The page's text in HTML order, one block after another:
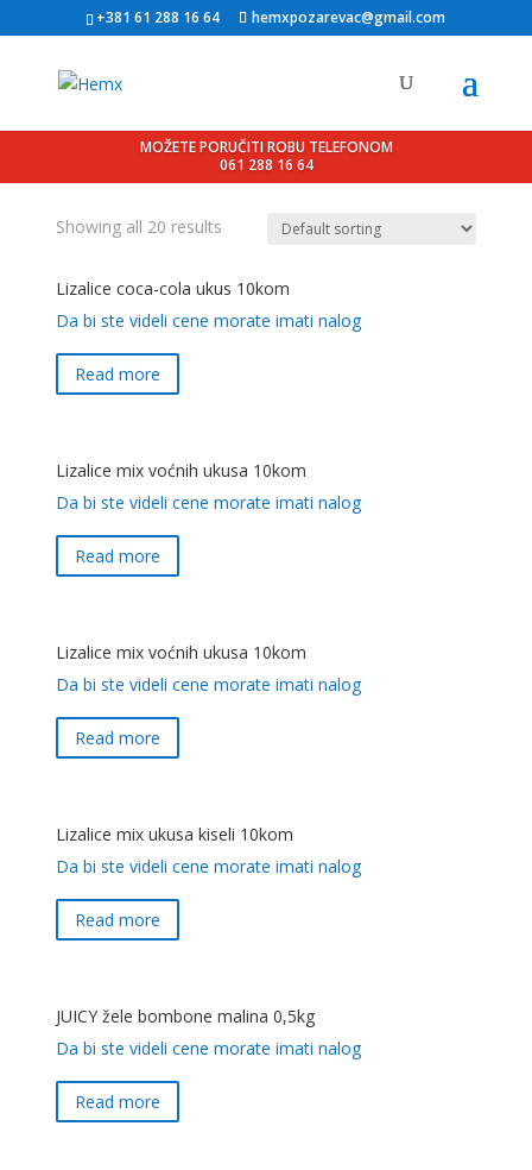
+381 61 288 16 64 hemxpozarevac@gmail.com
MOŽETE PORUČITI ROBU TELEFONOM
061 288 16 64
Showing all 20 results
Lizalice coca-cola ukus 10kom
Da bi ste videli cene morate imati nalog
Read more
Lizalice mix voćnih ukusa 10kom
Da bi ste videli cene morate imati nalog
Read more
Lizalice mix voćnih ukusa 10kom
Da bi ste videli cene morate imati nalog
Read more
Lizalice mix ukusa kiseli 10kom
Da bi ste videli cene morate imati nalog
Read more
JUICY žele bombone malina 0,5kg
Da bi ste videli cene morate imati nalog
Read more